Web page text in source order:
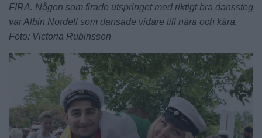
FIRA. Någon som firade utspringet med riktigt bra danssteg
var Albin Nordell som dansade vidare till nära och kära.
Foto: Victoria Rubinsson